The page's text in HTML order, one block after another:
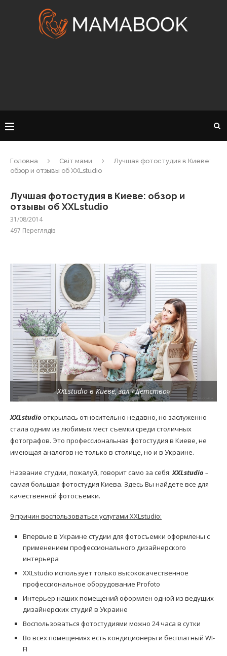
Головна Світ мами
Лучшая фотостудия в Киеве:
обзор и отзывы об XXLstudio
Лучшая фотостудия в Киеве: обзор и
отзывы об XXLstudio
31/08/2014
497 Переглядів
XXLstudio в Киеве, зал «Детство»
XXLstudio открылась относительно недавно, но заслуженно
стала одним из любимых мест съемки среди столичных
фотографов. Это профессиональная фотостудия в Киеве, не
имеющая аналогов не только в столице, но и в Украине.
Название студии, пожалуй, говорит само за себя:XXLstudio –
самая большая фотостудия Киева. Здесь Вы найдете все для
качественной фотосъемки.
9 причин воспользоваться услугами XXLstudio:
Впервые в Украине студии для фотосъемки оформлены с
применением профессионального дизайнерского
интерьера
XXLstudio использует только высококачественное
профессиональное оборудование Profoto
Интерьер наших помещений оформлен одной из ведущих
дизайнерских студий в Украине
Воспользоваться фотостудиями можно 24 часа в сутки
Во всех помещениях есть кондиционеры и бесплатный WI-
FI